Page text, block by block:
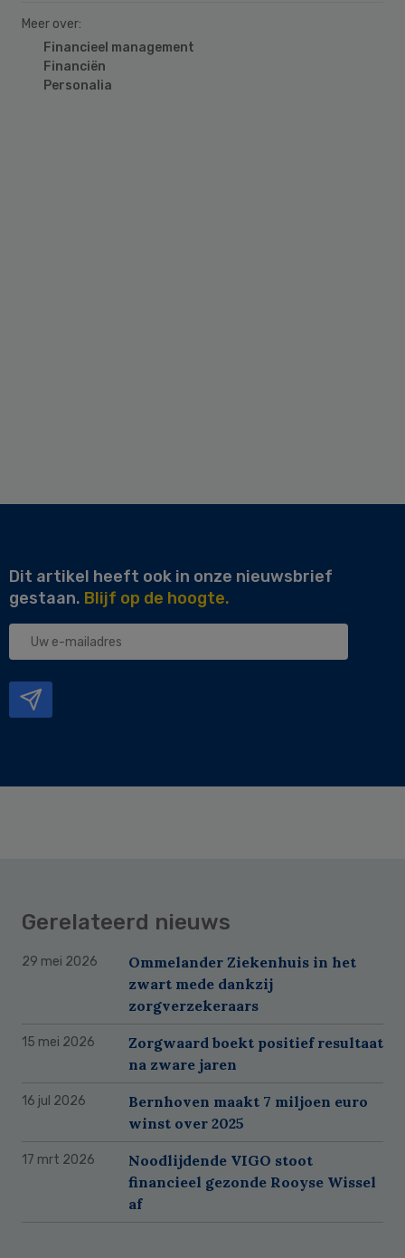
Meer over:
Financieel management
Financiën
Personalia
Dit artikel heeft ook in onze nieuwsbrief
gestaan. Blijf op de hoogte.
Uw
Gerelateerd nieuws
29 mei 2026
Ommelander Ziekenhuis in het
zwart mede dankzij
zorgverzekeraars
15 mei 2026
Zorgwaard boekt positief resultaat
na zware jaren
16 jul 2026
Bernhoven maakt 7 miljoen euro
winst over 2025
17 mrt 2026
Noodlijdende VIGO stoot
financieel gezonde Rooyse Wissel
af